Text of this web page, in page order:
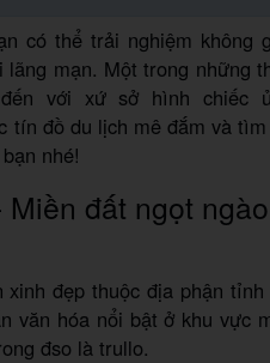
có thể trải nghiệm không
mạn. Một trong những
với xứ sở hình chiếc
tín đồ du lịch mê đắm và
nhé!
đất ngọt
đẹp thuộc địa phận
văn hóa nổi bật ở khu vực
đso là trullo.